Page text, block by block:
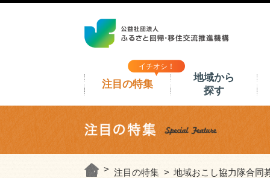
イチオシ！
注目の特集
地域から
探す
注目の特集 地域おこし協力隊合同